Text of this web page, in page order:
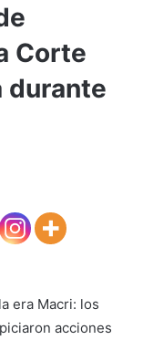
Corte
durante
era Macri: los
acciones